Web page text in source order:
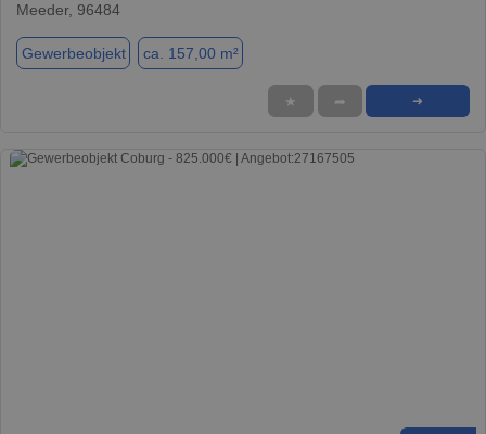
Meeder, 96484
Gewerbeobjekt ca. 157,00 m²
★ ➦ ➜